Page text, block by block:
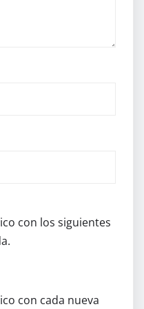
con los siguientes
con cada nueva